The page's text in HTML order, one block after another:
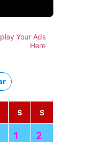
Your Ads
Here
S S
1 2